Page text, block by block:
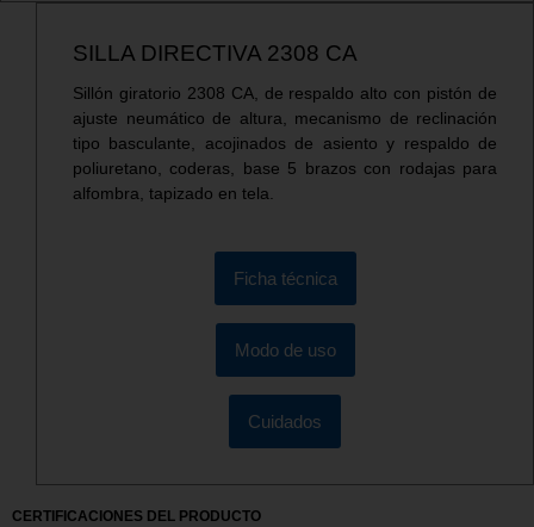
SILLA DIRECTIVA 2308 CA
Sillón giratorio 2308 CA, de respaldo alto con pistón de
ajuste neumático de altura, mecanismo de reclinación
tipo basculante, acojinados de asiento y respaldo de
poliuretano, coderas, base 5 brazos con rodajas para
alfombra, tapizado en tela.
Ficha técnica
Modo de uso
Cuidados
CERTIFICACIONES DEL PRODUCTO